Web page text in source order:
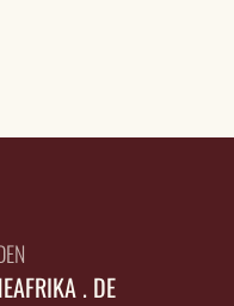
. DE